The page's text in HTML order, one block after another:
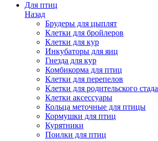
Для птиц
Назад
Брудеры для цыплят
Клетки для бройлеров
Клетки для кур
Инкубаторы для яиц
Гнезда для кур
Комбикорма для птиц
Клетки для перепелов
Клетки для родительского стада
Клетки аксессуары
Кольца меточные для птицы
Кормушки для птиц
Курятники
Поилки для птиц